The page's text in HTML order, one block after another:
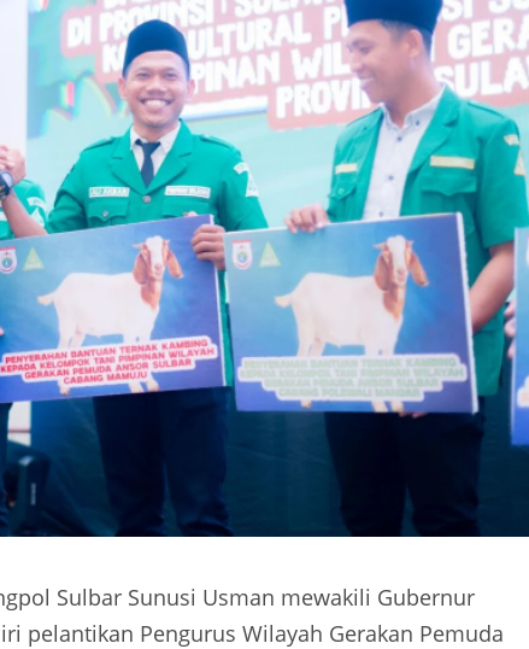
Sulbar Sunusi Usman mewakili Gubernur
pelantikan Pengurus Wilayah Gerakan Pemuda